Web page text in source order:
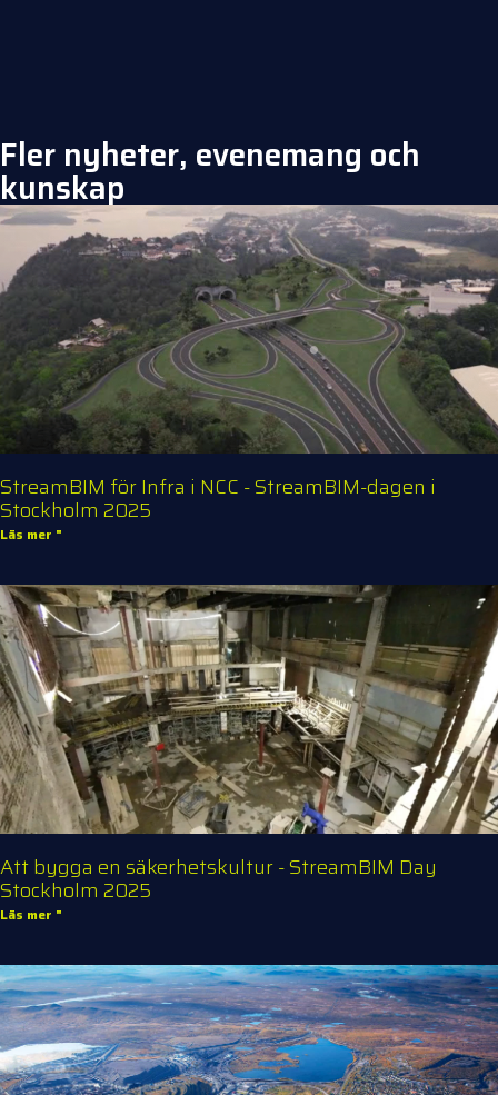
Fler nyheter, evenemang och
kunskap
StreamBIM för Infra i NCC - StreamBIM-dagen i
Stockholm 2025
Läs mer "
Att bygga en säkerhetskultur - StreamBIM Day
Stockholm 2025
Läs mer "